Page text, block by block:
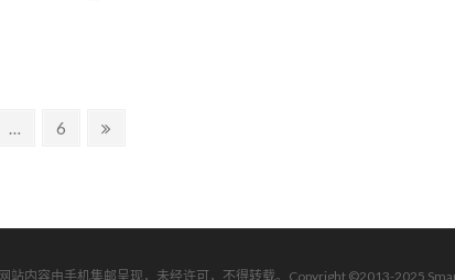
1
1
…
P
6
p
g
站内容由手机集邮呈现，未经许可，不得转载。Copyright ©2013-2025